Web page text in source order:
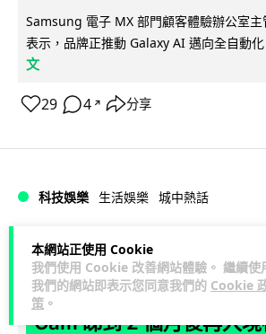
本網站正使用 Cookie
我們使用 Cookie 改善網站體驗。 繼續使
我們的網站即表示您同意我們的 Cookie
策 。
Samsung 電子 MX 部門顧客體驗辦公室主
表示，品牌正推動 Galaxy AI 邁向全自動
文
29 4 ↗ 分享
科技娛樂 生活娛樂 城中熱話
Lawton 1 日
港夫婦澳門的士拾相機 據
Cam 睇到 2 個月後再入境